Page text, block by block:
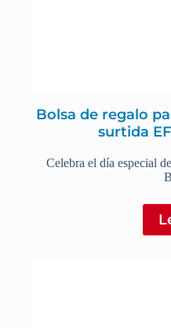
Bolsa de regalo
surtida
Celebra el día especial